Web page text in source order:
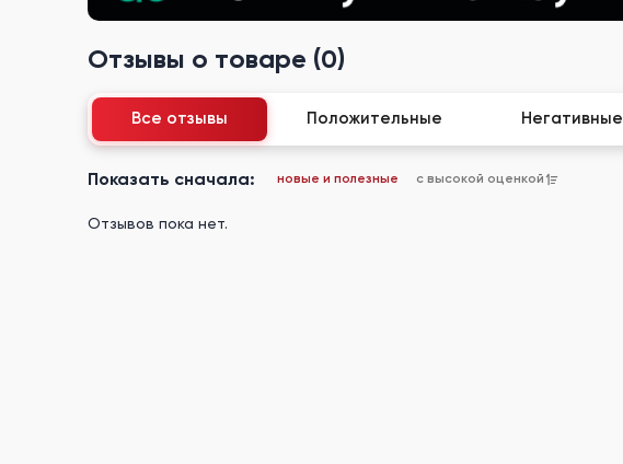
Отзывы о товаре (0)
Все отзывы Положительные Негативные
Показать сначала: новые и полезные с высокой оценкой
Отзывов пока нет.